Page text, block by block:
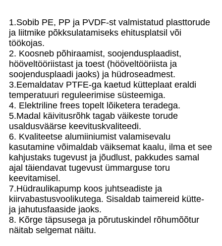
1.Sobib PE, PP ja PVDF-st valmistatud plasttorude
ja liitmike põkksulatamiseks ehitusplatsil või
töökojas.
2. Koosneb põhiraamist, soojendusplaadist,
hööveltööriistast ja toest (hööveltööriista ja
soojendusplaadi jaoks) ja hüdroseadmest.
3.Eemaldatav PTFE-ga kaetud kütteplaat eraldi
temperatuuri reguleerimise süsteemiga.
4. Elektriline frees topelt lõiketera teradega.
5.Madal käivitusrõhk tagab väikeste torude
usaldusväärse keevituskvaliteedi.
6. Kvaliteetse alumiiniumist valamisevalu
kasutamine võimaldab väiksemat kaalu, ilma et see
kahjustaks tugevust ja jõudlust, pakkudes samal
ajal täiendavat tugevust ümmarguse toru
keevitamisel.
7.Hüdraulikapump koos juhtseadiste ja
kiirvabastusvoolikutega. Sisaldab taimereid kütte-
ja jahutusfaaside jaoks.
8. Kõrge täpsusega ja põrutuskindel rõhumõõtur
näitab selgemat näitu.